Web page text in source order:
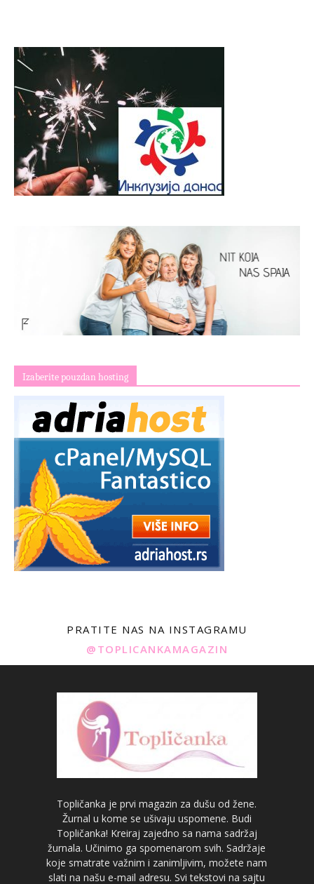
Izaberite pouzdan hosting
PRATITE NAS NA INSTAGRAMU
@TOPLICANKAMAGAZIN
Topličanka je prvi magazin za dušu od žene.
Žurnal u kome se ušivaju uspomene. Budi
Topličanka! Kreiraj zajedno sa nama sadržaj
žurnala. Učinimo ga spomenarom svih. Sadržaje
koje smatrate važnim i zanimljivim, možete nam
slati na našu e-mail adresu. Svi tekstovi na sajtu